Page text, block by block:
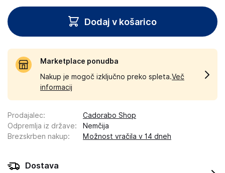
Dodaj v košarico
Marketplace ponudba
Nakup je mogoč izključno preko spleta.Več
informacij
Prodajalec:
Cadorabo Shop
Odpremlja iz države:
Nemčija
Brezskrben nakup: Možnost vračila v 14 dneh
Dostava